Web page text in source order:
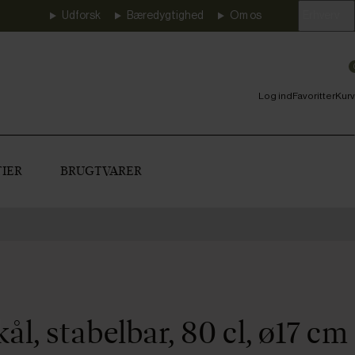
Udforsk Bæredygtighed Om os
Log indFavoritterKurv
BRUGTVARER
stabelbar, 80 cl, ø17 cm